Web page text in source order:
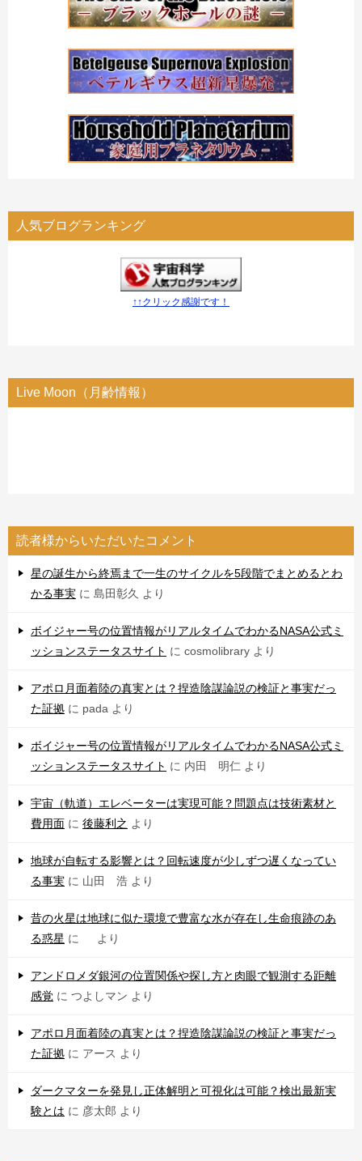
人気ブログランキング
↑↑クリック感謝です！
Live Moon（月齢情報）
読者様からいただいたコメント
星の誕生から終焉まで一生のサイクルを5段階でまとめるとわ
かる事実 に 島田彰久 より
ボイジャー号の位置情報がリアルタイムでわかるNASA公式ミ
ッションステータスサイト に cosmolibrary より
アポロ月面着陸の真実とは？捏造陰謀論説の検証と事実だっ
た証拠 に pada より
ボイジャー号の位置情報がリアルタイムでわかるNASA公式ミ
ッションステータスサイト に 内田 明仁 より
宇宙（軌道）エレベーターは実現可能？問題点は技術素材と
費用面 に 後藤利之 より
地球が自転する影響とは？回転速度が少しずつ遅くなってい
る事実 に 山田 浩 より
昔の火星は地球に似た環境で豊富な水が存在し生命痕跡のあ
る惑星 に より
アンドロメダ銀河の位置関係や探し方と肉眼で観測する距離
感覚 に つよしマン より
アポロ月面着陸の真実とは？捏造陰謀論説の検証と事実だっ
た証拠 に アース より
ダークマターを発見し正体解明と可視化は可能？検出最新実
験とは に 彦太郎 より